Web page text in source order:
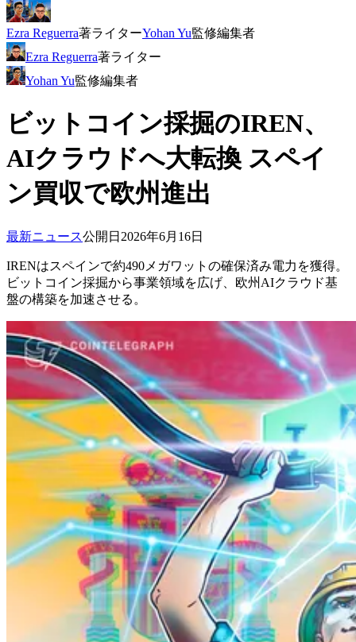
Ezra Reguerra著ライターYohan Yu監修編集者
Ezra Reguerra著ライター
Yohan Yu監修編集者
ビットコイン採掘のIREN、
AIクラウドへ大転換 スペイ
ン買収で欧州進出
最新ニュース公開日 2026年6月16日
IRENはスペインで約490メガワットの確保済み電力を獲得。
ビットコイン採掘から事業領域を広げ、欧州AIクラウド基
盤の構築を加速させる。